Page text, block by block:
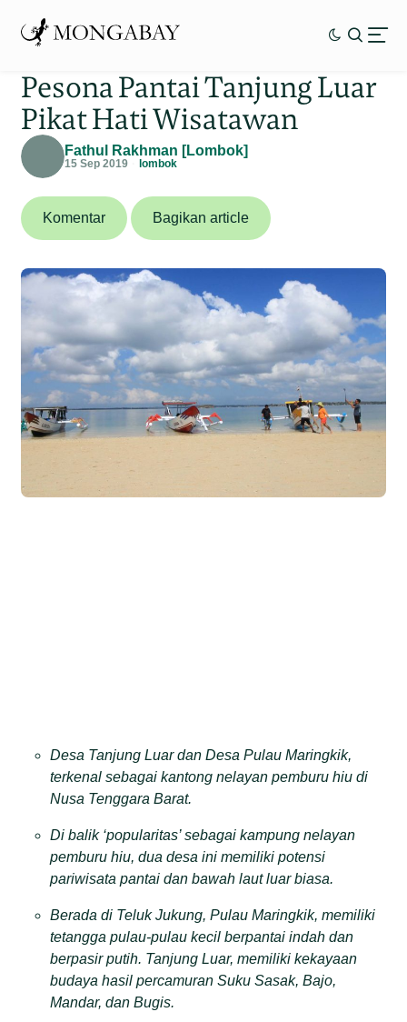
Pesona Pantai Tanjung Luar
Pikat Hati Wisatawan
Fathul Rakhman [Lombok]
15 Sep 2019 lombok
Komentar Bagikan article
Desa Tanjung Luar dan Desa Pulau Maringkik,
terkenal sebagai kantong nelayan pemburu hiu di
Nusa Tenggara Barat.
Di balik ‘popularitas’ sebagai kampung nelayan
pemburu hiu, dua desa ini memiliki potensi
pariwisata pantai dan bawah laut luar biasa.
Berada di Teluk Jukung, Pulau Maringkik, memiliki
tetangga pulau-pulau kecil berpantai indah dan
berpasir putih. Tanjung Luar, memiliki kekayaan
budaya hasil percamuran Suku Sasak, Bajo,
Mandar, dan Bugis.